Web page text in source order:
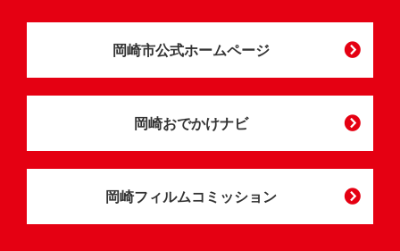
岡崎市公式ホームページ
岡崎おでかけナビ
岡崎フィルムコミッション